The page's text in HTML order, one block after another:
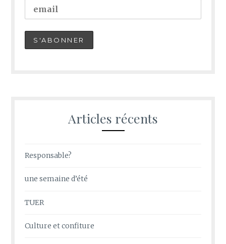
Articles récents
Responsable?
une semaine d’été
TUER
Culture et confiture